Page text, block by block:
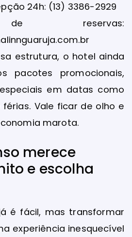
24h: (13) 3386-2929
reservas:
estrutura, o hotel ainda
pacotes promocionais,
em datas como
férias. Vale ficar de olho e
marota.
merece
e escolha
é fácil, mas transformar
experiência inesquecível